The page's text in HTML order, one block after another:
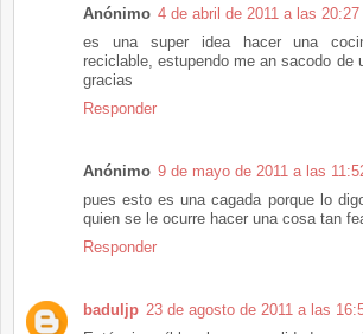
Anónimo 4 de abril de 2011 a las 20:27
es una super idea hacer una
reciclable, estupendo me an sacodo de
gracias
Responder
Anónimo 9 de mayo de 2011 a las
pues esto es una cagada porque lo
quien se le ocurre hacer una cosa tan
Responder
baduljp 23 de agosto de 2011 a las